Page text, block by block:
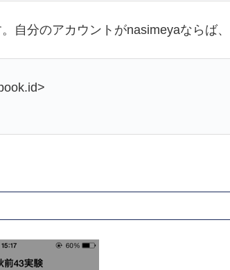
自分のアカウントがnasimeyaならば、